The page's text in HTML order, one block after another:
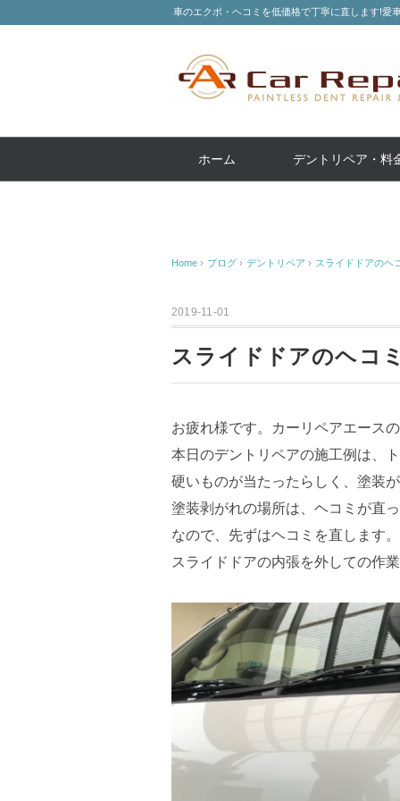
車のエクボ・ヘコミを低価格で丁寧に直します!愛
ホーム デントリペア・料
Home › ブログ › デントリペア › スライドドアのヘ
2019-11-01
スライドドアのヘコ
お疲れ様です。カーリペアエース
本日のデントリペアの施工例は、
硬いものが当たったらしく、塗装
塗装剥がれの場所は、ヘコミが直
なので、先ずはヘコミを直します。
スライドドアの内張を外しての作